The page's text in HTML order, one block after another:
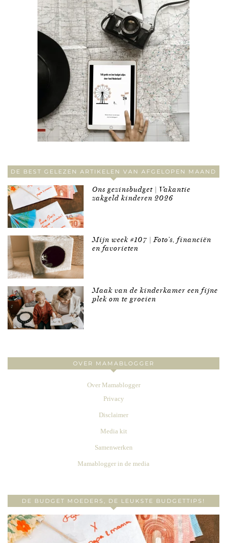
DE BEST GELEZEN ARTIKELEN VAN AFGELOPEN MAAND
Ons gezinsbudget | Vakantie
zakgeld kinderen 2026
Mijn week #107 | Foto’s, financiën
en favorieten
Maak van de kinderkamer een fijne
plek om te groeien
OVER MAMABLOGGER
Over Mamablogger
Privacy
Disclaimer
Media kit
Samenwerken
Mamablogger in de media
DE BUDGET MOEDERS, DE LEUKSTE BUDGETTIPS!